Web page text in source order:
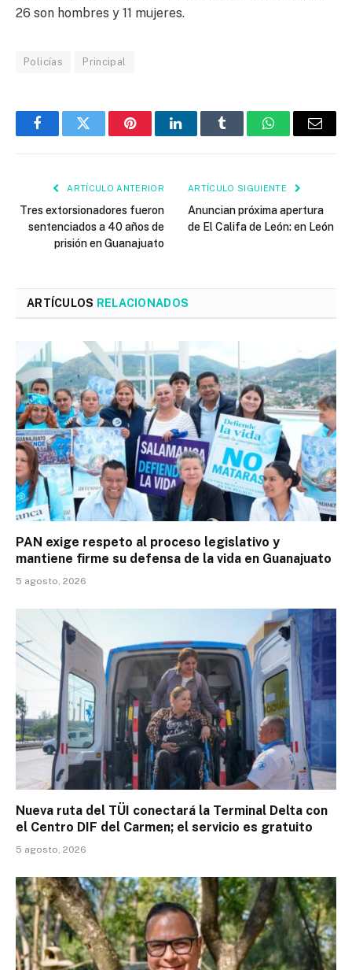
26 son hombres y 11 mujeres.
Policías Principal
FacebookTwitter PinterestLinkedInTumblr WhatsAppEmail
ARTÍCULO ANTERIOR
Tres extorsionadores fueron
sentenciados a 40 años de
prisión en Guanajuato
ARTÍCULO SIGUIENTE
Anuncian próxima apertura
de El Califa de León: en León
ARTÍCULOS RELACIONADOS
PAN exige respeto al proceso legislativo y
mantiene firme su defensa de la vida en Guanajuato
5 agosto, 2026
Nueva ruta del TÜI conectará la Terminal Delta con
el Centro DIF del Carmen; el servicio es gratuito
5 agosto, 2026